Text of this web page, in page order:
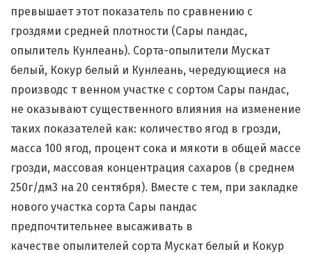
превышает этот показатель по сравнению с
гроздями средней плотности (Сары пандас,
опылитель Кунлеань). Сорта-опылители Мускат
белый, Кокур белый и Кунлеань, чередующиеся на
производс т венном участке с сортом Сары пандас,
не оказывают существенного влияния на изменение
таких показателей как: количество ягод в грозди,
масса 100 ягод, процент сока и мякоти в общей массе
грозди, массовая концентрация сахаров (в среднем
250г/дм3 на 20 сентября). Вместе с тем, при закладке
нового участка сорта Сары пандас
предпочтительнее высаживать в
качестве опылителей сорта Мускат белый и Кокур